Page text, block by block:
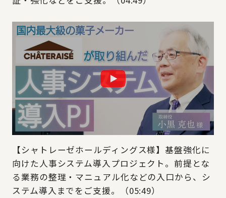
【シャトレーゼホールディングス様】基盤強化に
向けた人事システム導入プロジェクト。前提とな
る業務の整理・マニュアル化などの入口から、シ
ステム導入までをご支援。（05:49）